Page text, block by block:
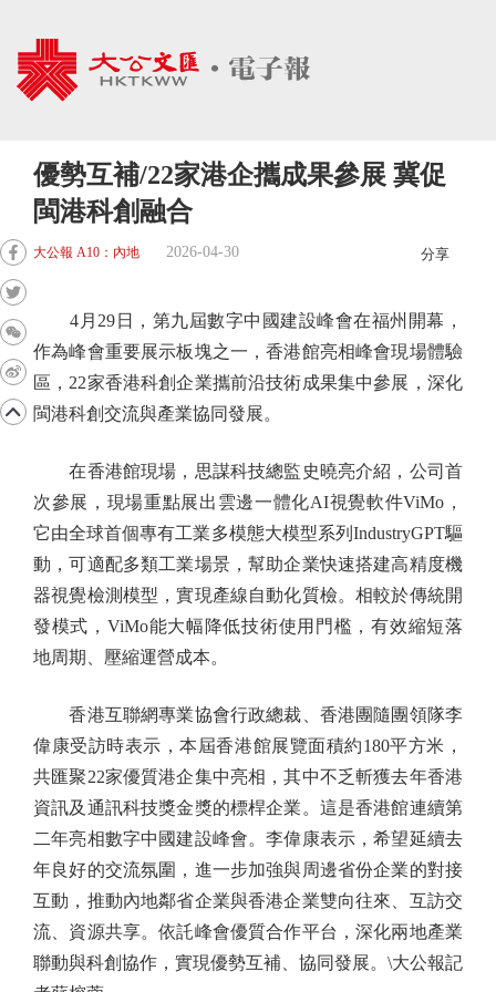
優勢互補/22家港企攜成果參展 冀促
閩港科創融合
大公報 A10：內地 2026-04-30 分享
4月29日，第九屆數字中國建設峰會在福州開幕，
作為峰會重要展示板塊之一，香港館亮相峰會現場體驗
區，22家香港科創企業攜前沿技術成果集中參展，深化
閩港科創交流與產業協同發展。
在香港館現場，思謀科技總監史曉亮介紹，公司首
次參展，現場重點展出雲邊一體化AI視覺軟件ViMo，
它由全球首個專有工業多模態大模型系列IndustryGPT驅
動，可適配多類工業場景，幫助企業快速搭建高精度機
器視覺檢測模型，實現產線自動化質檢。相較於傳統開
發模式，ViMo能大幅降低技術使用門檻，有效縮短落
地周期、壓縮運營成本。
香港互聯網專業協會行政總裁、香港團隨團領隊李
偉康受訪時表示，本屆香港館展覽面積約180平方米，
共匯聚22家優質港企集中亮相，其中不乏斬獲去年香港
資訊及通訊科技獎金獎的標桿企業。這是香港館連續第
二年亮相數字中國建設峰會。李偉康表示，希望延續去
年良好的交流氛圍，進一步加強與周邊省份企業的對接
互動，推動內地鄰省企業與香港企業雙向往來、互訪交
流、資源共享。依託峰會優質合作平台，深化兩地產業
聯動與科創協作，實現優勢互補、協同發展。\大公報記